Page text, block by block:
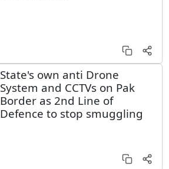
State's own anti Drone
System and CCTVs on Pak
Border as 2nd Line of
Defence to stop smuggling